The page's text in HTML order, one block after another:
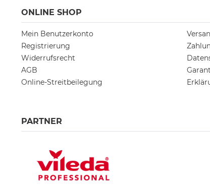
ONLINE SHOP
Mein Benutzerkonto
Registrierung
Widerrufsrecht
AGB
Online-Streitbeilegung
PARTNER